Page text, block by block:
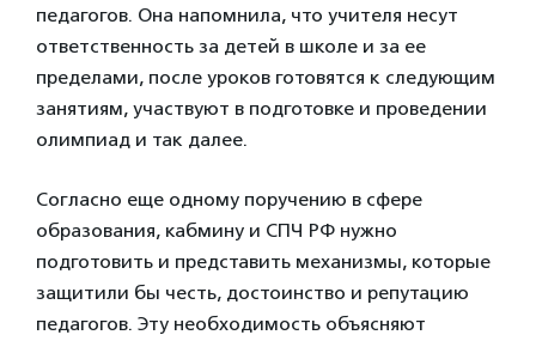
педагогов. Она напомнила, что учителя несут
ответственность за детей в школе и за ее
пределами, после уроков готовятся к следующим
занятиям, участвуют в подготовке и проведении
олимпиад и так далее.
Согласно еще одному поручению в сфере
образования, кабмину и СПЧ РФ нужно
подготовить и представить механизмы, которые
защитили бы честь, достоинство и репутацию
педагогов. Эту необходимость объясняют